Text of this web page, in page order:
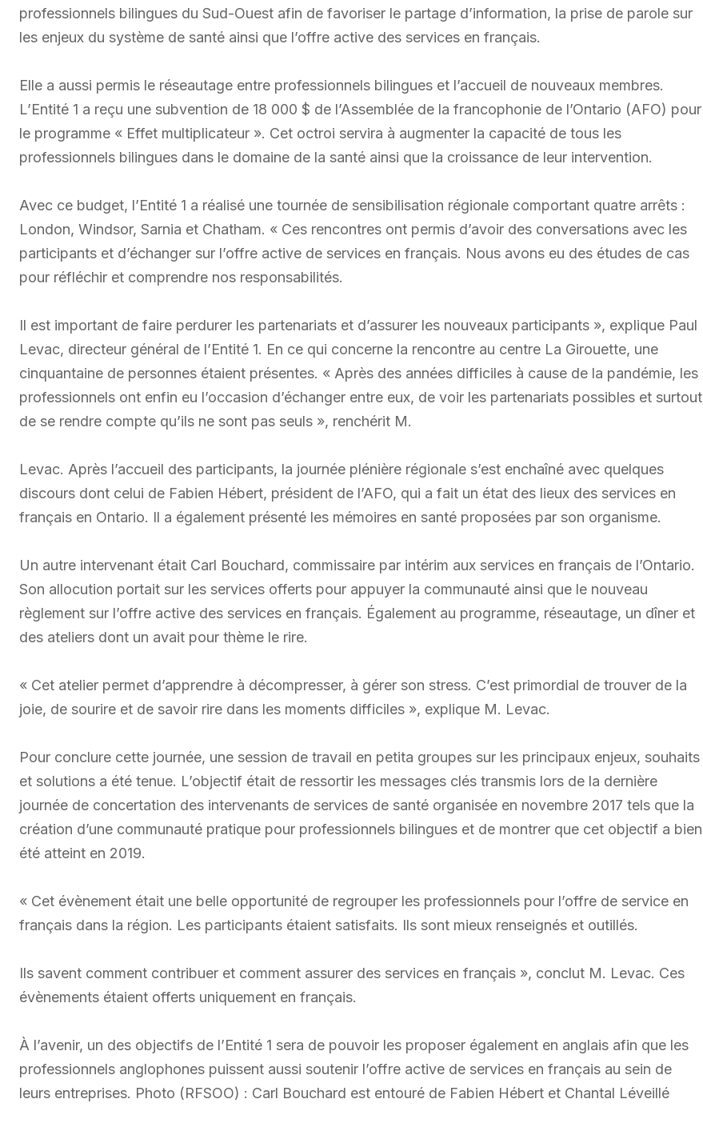
professionnels bilingues du Sud-Ouest afin de favoriser le partage d’information, la prise de parole sur
les enjeux du système de santé ainsi que l’offre active des services en français.
Elle a aussi permis le réseautage entre professionnels bilingues et l’accueil de nouveaux membres.
L’Entité 1 a reçu une subvention de 18 000 $ de l’Assemblée de la francophonie de l’Ontario (AFO) pour
le programme « Effet multiplicateur ». Cet octroi servira à augmenter la capacité de tous les
professionnels bilingues dans le domaine de la santé ainsi que la croissance de leur intervention.
Avec ce budget, l’Entité 1 a réalisé une tournée de sensibilisation régionale comportant quatre arrêts :
London, Windsor, Sarnia et Chatham. « Ces rencontres ont permis d’avoir des conversations avec les
participants et d’échanger sur l’offre active de services en français. Nous avons eu des études de cas
pour réfléchir et comprendre nos responsabilités.
Il est important de faire perdurer les partenariats et d’assurer les nouveaux participants », explique Paul
Levac, directeur général de l’Entité 1. En ce qui concerne la rencontre au centre La Girouette, une
cinquantaine de personnes étaient présentes. « Après des années difficiles à cause de la pandémie, les
professionnels ont enfin eu l’occasion d’échanger entre eux, de voir les partenariats possibles et surtout
de se rendre compte qu’ils ne sont pas seuls », renchérit M.
Levac. Après l’accueil des participants, la journée plénière régionale s’est enchaîné avec quelques
discours dont celui de Fabien Hébert, président de l’AFO, qui a fait un état des lieux des services en
français en Ontario. Il a également présenté les mémoires en santé proposées par son organisme.
Un autre intervenant était Carl Bouchard, commissaire par intérim aux services en français de l’Ontario.
Son allocution portait sur les services offerts pour appuyer la communauté ainsi que le nouveau
règlement sur l’offre active des services en français. Également au programme, réseautage, un dîner et
des ateliers dont un avait pour thème le rire.
« Cet atelier permet d’apprendre à décompresser, à gérer son stress. C’est primordial de trouver de la
joie, de sourire et de savoir rire dans les moments difficiles », explique M. Levac.
Pour conclure cette journée, une session de travail en petita groupes sur les principaux enjeux, souhaits
et solutions a été tenue. L’objectif était de ressortir les messages clés transmis lors de la dernière
journée de concertation des intervenants de services de santé organisée en novembre 2017 tels que la
création d’une communauté pratique pour professionnels bilingues et de montrer que cet objectif a bien
été atteint en 2019.
« Cet évènement était une belle opportunité de regrouper les professionnels pour l’offre de service en
français dans la région. Les participants étaient satisfaits. Ils sont mieux renseignés et outillés.
Ils savent comment contribuer et comment assurer des services en français », conclut M. Levac. Ces
évènements étaient offerts uniquement en français.
À l’avenir, un des objectifs de l’Entité 1 sera de pouvoir les proposer également en anglais afin que les
professionnels anglophones puissent aussi soutenir l’offre active de services en français au sein de
leurs entreprises. Photo (RFSOO) : Carl Bouchard est entouré de Fabien Hébert et Chantal Léveillé